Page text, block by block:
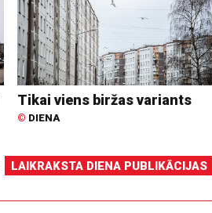
Tikai viens biržas variants
© DIENA
LAIKRAKSTA DIENA PUBLIKĀCIJAS